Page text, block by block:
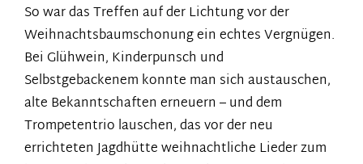
So war das Treffen auf der Lichtung vor der
Weihnachtsbaumschonung ein echtes Vergnügen.
Bei Glühwein, Kinderpunsch und
Selbstgebackenem konnte man sich austauschen,
alte Bekanntschaften erneuern – und dem
Trompetentrio lauschen, das vor der neu
errichteten Jagdhütte weihnachtliche Lieder zum